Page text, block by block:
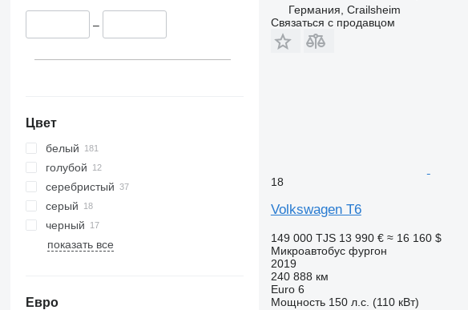
–
Цвет
белый
голубой
серебристый
серый
черный
показать все
Евро
Германия, Crailsheim
Связаться с продавцом
18
Volkswagen T6
149 000 TJS 13 990 € ≈ 16 160 $
Микроавтобус фургон
2019
240 888 км
Euro 6
Мощность 150 л.с. (110 кВт)